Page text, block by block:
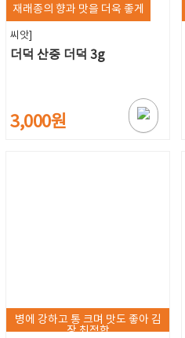
재래종의 향과 맛을 더욱 좋게
씨앗]
더덕 산중 더덕 3g
3,000원
병에 강하고 통 크며 맛도 좋아 김
장 최적합